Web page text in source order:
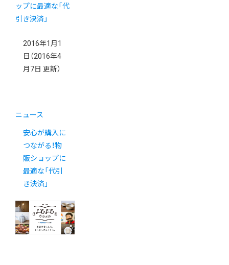
2016年1月1
日 （2016年4
月7日 更新）
ニュース
安心が購入に
つながる！物
販ショップに
最適な「代引
き決済」